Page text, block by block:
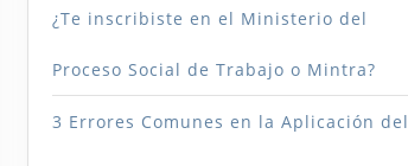
¿Te inscribiste en el Ministerio del
Proceso Social de Trabajo o Mintra?
3 Errores Comunes en la Aplicación del